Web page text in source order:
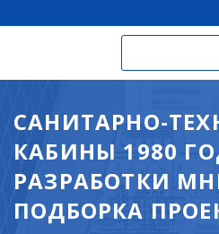
САНИТАРНО-
КАБИНЫ 1980
РАЗРАБОТКИ
ПОДБОРКА